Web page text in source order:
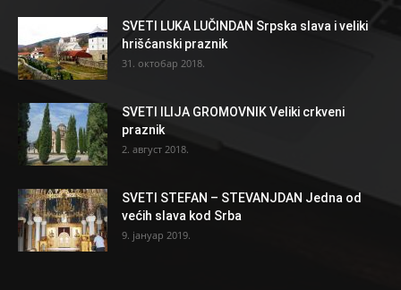
SVETI LUKA LUČINDAN Srpska slava i veliki
hrišćanski praznik
31. октобар 2018.
SVETI ILIJA GROMOVNIK Veliki crkveni
praznik
2. август 2018.
SVETI STEFAN – STEVANJDAN Jedna od
većih slava kod Srba
9. јануар 2019.